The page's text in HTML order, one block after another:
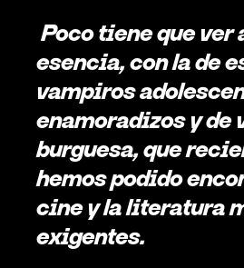
esencia, con la de
vampiros
enamoradizos y de
burguesa, que
hemos podido
cine y la literatura
exigentes.